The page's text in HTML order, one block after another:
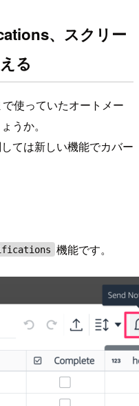
、スクリー
る
使っていたオートメー
うか。
ては新しい機能でカバー
機能です。